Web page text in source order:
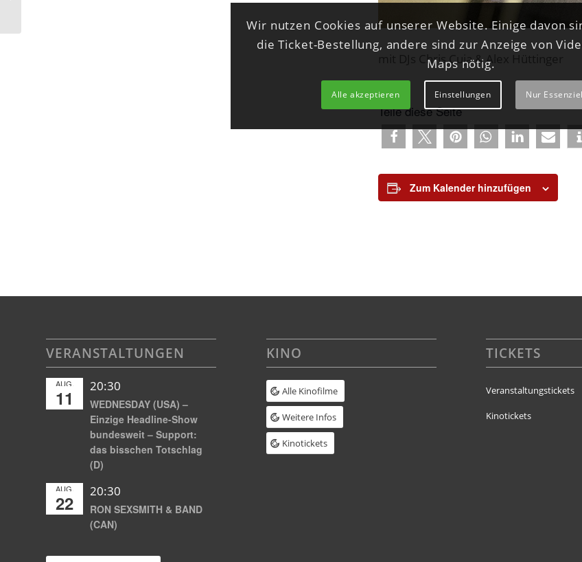
mit DJs Chris Cuja & Alex Hüttinger
Teile diese Seite
Zum Kalender hinzufügen
VERANSTALTUNGEN
AUG.
11
20:30
WEDNESDAY (USA) –
Einzige Headline-Show
bundesweit – Support:
das bisschen Totschlag
(D)
AUG.
22
20:30
RON SEXSMITH & BAND
(CAN)
KINO
Alle Kinofilme
Weitere Infos
Kinotickets
TICKETS
Veranstaltungstickets
Kinotickets
Wir nutzen Cookies auf unserer Website. Einige davon
die Ticket-Bestellung, andere sind zur Anzeige von
Maps nötig.
Alle akzeptieren Einstellungen Nur